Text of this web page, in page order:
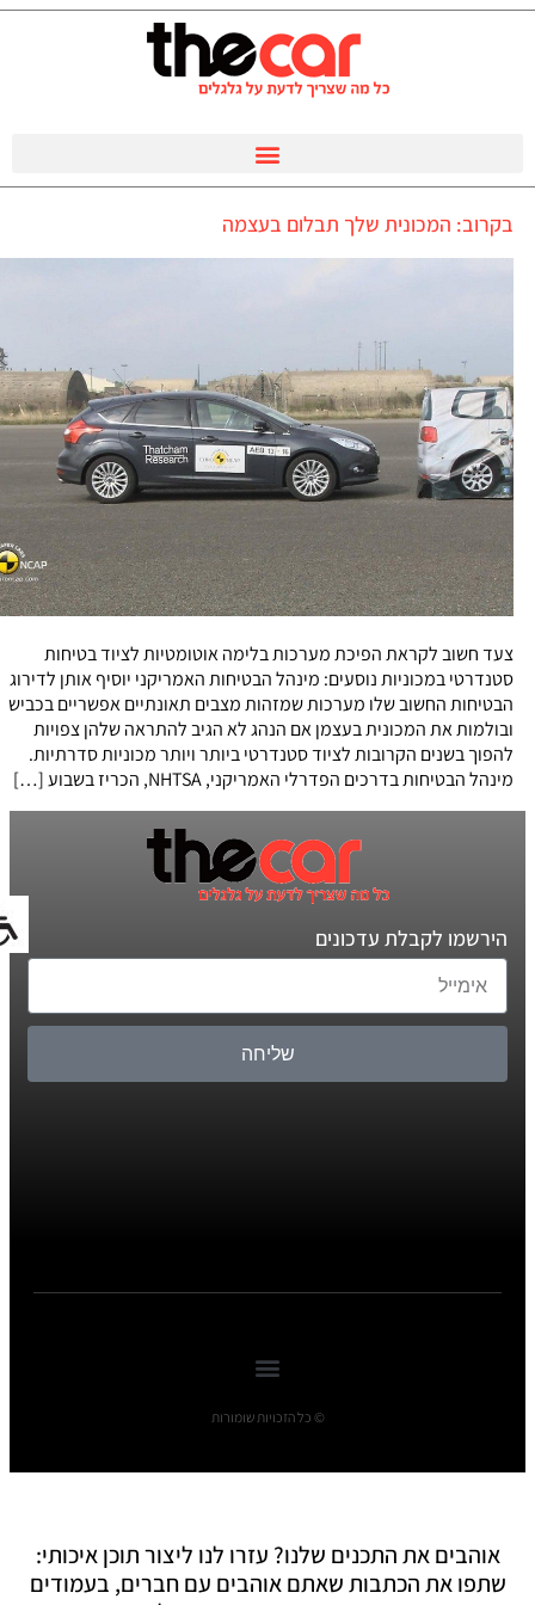
בקרוב: המכונית שלך תבלום בעצמה
צעד חשוב לקראת הפיכת מערכות בלימה אוטומטיות לציוד בטיחות
סטנדרטי במכוניות נוסעים: מינהל הבטיחות האמריקני יוסיף אותן לדירוג
הבטיחות החשוב שלו מערכות שמזהות מצבים תאונתיים אפשריים בכביש
ובולמות את המכונית בעצמן אם הנהג לא הגיב להתראה שלהן צפויות
להפוך בשנים הקרובות לציוד סטנדרטי ביותר ויותר מכוניות סדרתיות.
מינהל הבטיחות בדרכים הפדרלי האמריקני, NHTSA, הכריז בשבוע […]
הירשמו לקבלת עדכונים
שליחה
© כל הזכויות שומורות
אוהבים את התכנים שלנו? עזרו לנו ליצור תוכן איכותי:
שתפו את הכתבות שאתם אוהבים עם חברים, בעמודים